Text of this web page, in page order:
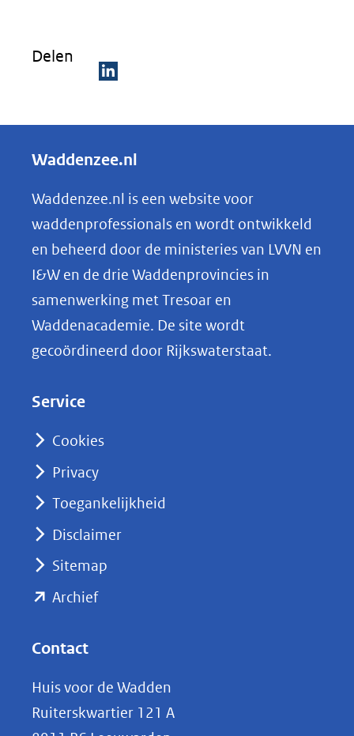
Delen
e
e
n
o
p
k
e
nieuw
naar
Waddenzee.nl
Waddenzee.nl is een website voor
waddenprofessionals en wordt ontwikkeld
en beheerd door de ministeries van LVVN en
I&W en de drie Waddenprovincies in
samenwerking met Tresoar en
Waddenacademie. De site wordt
gecoördineerd door Rijkswaterstaat.
Service
Cookies
Privacy
Toegankelijkheid
Disclaimer
Sitemap
Archief(opent
(verwijst
naar
Contact
Huis voor de Wadden
Ruiterskwartier 121 A